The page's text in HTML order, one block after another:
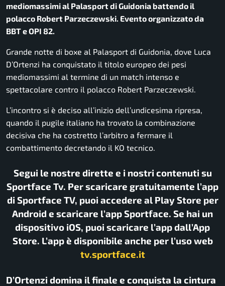
mediomassimi al Palasport di Guidonia battendo il
polacco Robert Parzeczewski. Evento organizzato da
BBT e OPI 82.
Grande notte di boxe al Palasport di Guidonia, dove Luca
D’Ortenzi ha conquistato il titolo europeo dei pesi
mediomassimi al termine di un match intenso e
spettacolare contro il polacco Robert Parzeczewski.
L’incontro si è deciso all’inizio dell’undicesima ripresa,
quando il pugile italiano ha trovato la combinazione
decisiva che ha costretto l’arbitro a fermare il
combattimento decretando il KO tecnico.
Segui le nostre dirette e i nostri contenuti su
Sportface Tv. Per scaricare gratuitamente l’app
di Sportface TV, puoi accedere al Play Store per
Android e scaricare l’app Sportface. Se hai un
dispositivo iOS, puoi scaricare l’app dall’App
Store. L’app è disponibile anche per l’uso web
tv.sportface.it
D’Ortenzi domina il finale e conquista la cintura